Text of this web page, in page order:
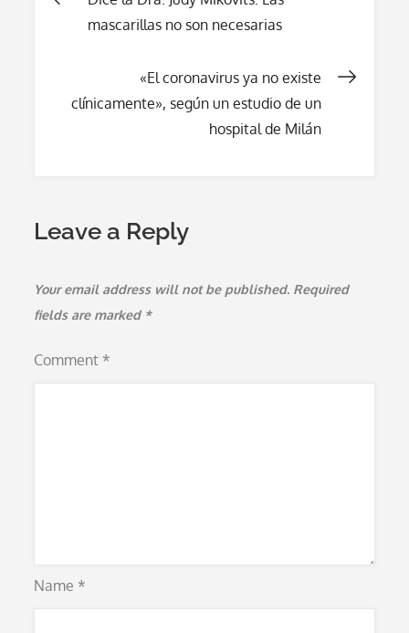
mascarillas no son necesarias
«El coronavirus ya no existe
clínicamente», según un estudio de un
hospital de Milán
Leave a Reply
Your email address will not be published. Required
fields are marked *
Comment *
Name *